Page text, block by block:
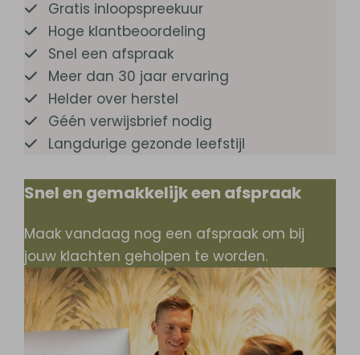
Gratis inloopspreekuur
Hoge klantbeoordeling
Snel een afspraak
Meer dan 30 jaar ervaring
Helder over herstel
Géén verwijsbrief nodig
Langdurige gezonde leefstijl
Snel en gemakkelijk een afspraak
Maak vandaag nog een afspraak om bij
jouw klachten geholpen te worden.